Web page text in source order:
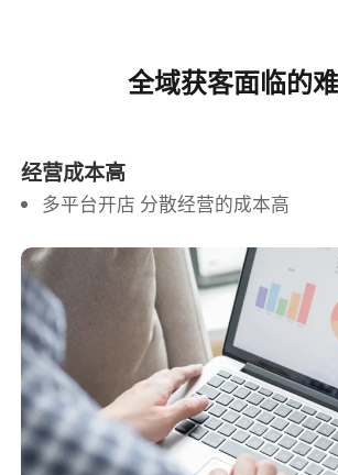
全域获客面临的
经营成本高
多平台开店 分散经营的成本高